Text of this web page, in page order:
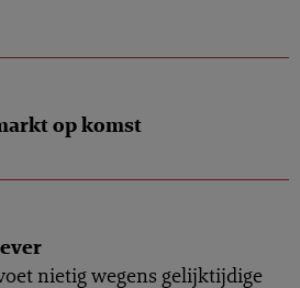
op komst
nietig wegens gelijktijdige